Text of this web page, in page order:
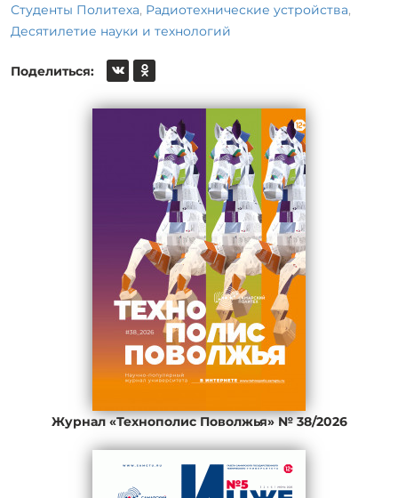
Студенты Политеха, Радиотехнические устройства,
Десятилетие науки и технологий
Поделиться:
Журнал «Технополис Поволжья» № 38/2026